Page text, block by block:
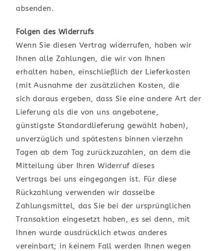
absenden.
Folgen des Widerrufs
Wenn Sie diesen Vertrag widerrufen, haben wir
Ihnen alle Zahlungen, die wir von Ihnen
erhalten haben, einschließlich der Lieferkosten
(mit Ausnahme der zusätzlichen Kosten, die
sich daraus ergeben, dass Sie eine andere Art der
Lieferung als die von uns angebotene,
günstigste Standardlieferung gewählt haben),
unverzüglich und spätestens binnen vierzehn
Tagen ab dem Tag zurückzuzahlen, an dem die
Mitteilung über Ihren Widerruf dieses
Vertrags bei uns eingegangen ist. Für diese
Rückzahlung verwenden wir dasselbe
Zahlungsmittel, das Sie bei der ursprünglichen
Transaktion eingesetzt haben, es sei denn, mit
Ihnen wurde ausdrücklich etwas anderes
vereinbart; in keinem Fall werden Ihnen wegen